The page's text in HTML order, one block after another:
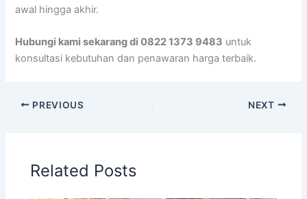
awal hingga akhir.
Hubungi kami sekarang di 0822 1373 9483 untuk
konsultasi kebutuhan dan penawaran harga terbaik.
PREVIOUS NEXT
Related Posts